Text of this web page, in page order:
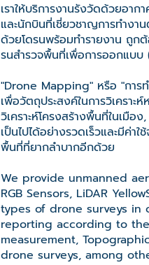
เราให้บริการงานรังวัดด้วยอา
และนักบินที่เชี่ยวชาญการทำงา
ด้วยโดรนพร้อมทำรายงาน ถูก
รนสำรวจพื้นที่เพื่อการออกแบ
"Drone Mapping" หรือ "การ
เพื่อวัตถุประสงค์ในการวิเครา
วิเคราะห์โครงสร้างพื้นที่ในเมือ
เป็นไปได้อย่างรวดเร็วและมีค่า
พื้นที่ที่ยากลำบากอีกด้วย
We provide unmanned
RGB Sensors, LiDAR
types of drone surveys in
reporting according to
measurement,
drone surveys, among